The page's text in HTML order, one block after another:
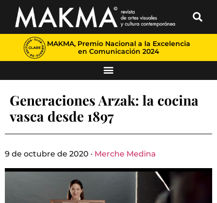
MAKMA, Premio Nacional a la Excelencia
en Comunicación 2024
Generaciones Arzak: la cocina
vasca desde 1897
9 de octubre de 2020 · Merche Medina